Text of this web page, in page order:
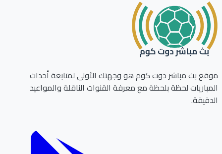
بث مباشر دوت كوم هو وجهتك الأولى لمتابعة أحداث
لحظة بلحظة مع معرفة القنوات الناقلة والمواعيد